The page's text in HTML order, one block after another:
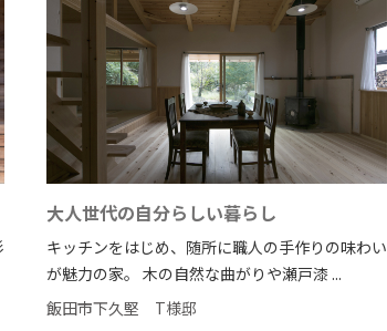
大人世代の自分らしい暮らし
キッチンをはじめ、随所に職人の手作りの味わい
が魅力の家。 木の自然な曲がりや瀬戸漆 ...
飯田市下久堅
T様邸